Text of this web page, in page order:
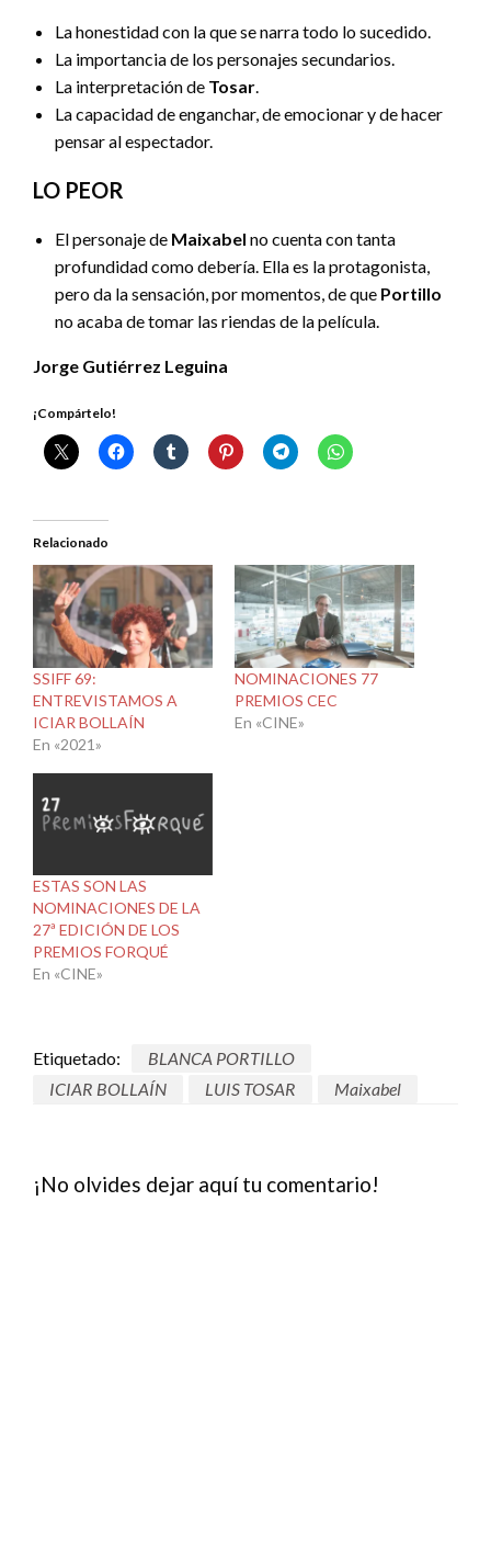
La honestidad con la que se narra todo lo sucedido.
La importancia de los personajes secundarios.
La interpretación de Tosar.
La capacidad de enganchar, de emocionar y de hacer
pensar al espectador.
LO PEOR
El personaje de Maixabel no cuenta con tanta
profundidad como debería. Ella es la protagonista,
pero da la sensación, por momentos, de que Portillo
no acaba de tomar las riendas de la película.
Jorge Gutiérrez Leguina
¡Compártelo!
Relacionado
SSIFF 69:
ENTREVISTAMOS A
ICIAR BOLLAÍN
En «2021»
NOMINACIONES 77
PREMIOS CEC
En «CINE»
ESTAS SON LAS
NOMINACIONES DE LA
27ª EDICIÓN DE LOS
PREMIOS FORQUÉ
En «CINE»
Etiquetado:
BLANCA PORTILLO
ICIAR BOLLAÍN
LUIS TOSAR Maixabel
¡No olvides dejar aquí tu comentario!